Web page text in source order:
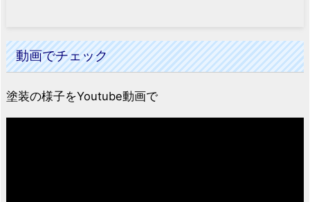
動画でチェック
塗装の様子をYoutube動画で